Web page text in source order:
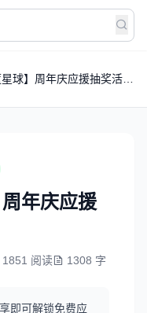
星球】周年庆应援抽奖活动
周年庆应援
1851 阅读 1308 字
即可解锁免费应